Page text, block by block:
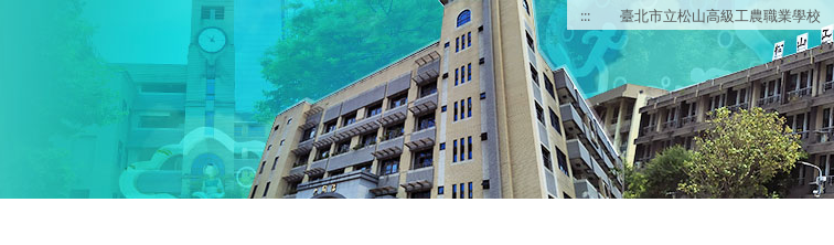
::: 臺北市立松山高級工農職業學校